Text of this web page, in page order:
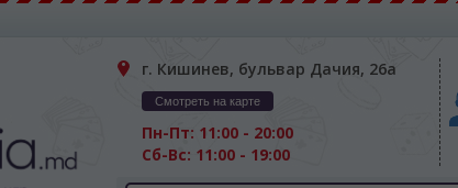
г. Кишинев, бульвар Дачия, 26а
Смотреть на карте
Пн-Пт: 11:00 - 20:00
Сб-Вс: 11:00 - 19:00